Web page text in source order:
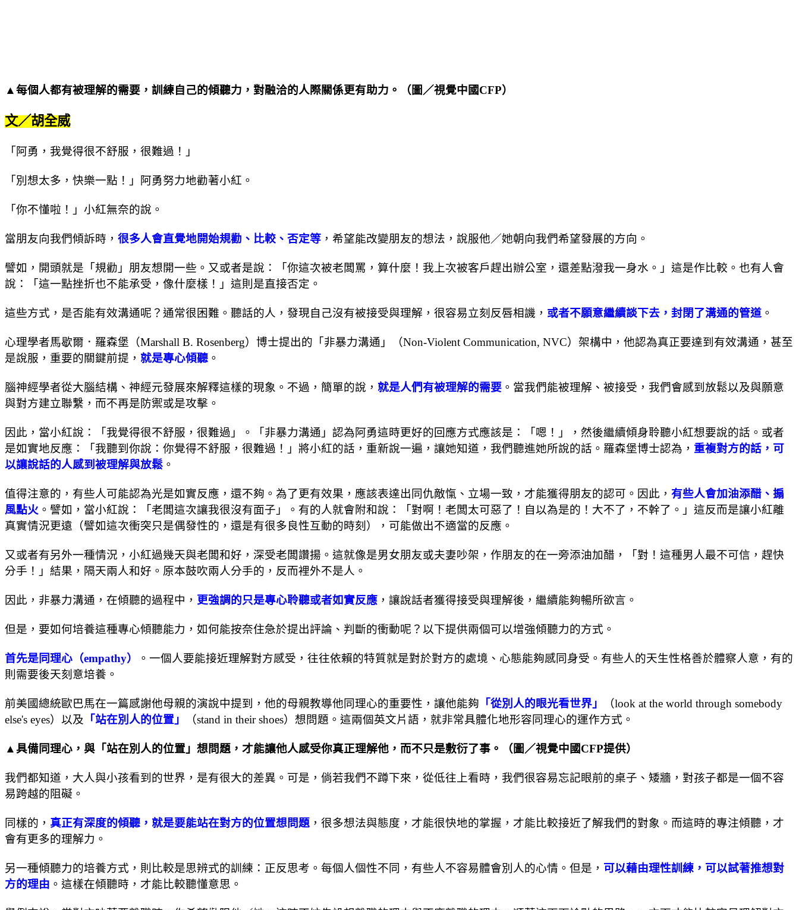
▲每個人都有被理解的需要，訓練自己的傾聽力，對融洽的人際關係更有助力。（圖／視覺中國CFP）
文／胡全威
「阿勇，我覺得很不舒服，很難過！」
「別想太多，快樂一點！」阿勇努力地勸著小紅。
「你不懂啦！」小紅無奈的說。
當朋友向我們傾訴時， 很多人會直覺地開始規勸、比較、否定等 ，希望能改變朋友的想法，說服他／她朝向我們希望發展的方向。
譬如，開頭就是「規勸」朋友想開一些。又或者是說：「你這次被老闆罵，算什麼！我上次被客戶趕出辦公室，還差點潑我一身水。」這是作比較。也有人會
說：「這一點挫折也不能承受，像什麼樣！」這則是直接否定。
這些方式，是否能有效溝通呢？通常很困難。聽話的人，發現自己沒有被接受與理解，很容易立刻反唇相譏， 或者不願意繼續談下去，封閉了溝通的管道 。
心理學者馬歇爾．羅森堡（Marshall B. Rosenberg）博士提出的「非暴力溝通」（Non-Violent Communication, NVC）架構中，他認為真正要達到有效溝通，甚至
是說服，重要的關鍵前提， 就是專心傾聽 。
腦神經學者從大腦結構、神經元發展來解釋這樣的現象。不過，簡單的說， 就是人們有被理解的需要 。當我們能被理解、被接受，我們會感到放鬆以及與願意
與對方建立聯繫，而不再是防禦或是攻擊。
因此，當小紅說：「我覺得很不舒服，很難過」。「非暴力溝通」認為阿勇這時更好的回應方式應該是：「嗯！」，然後繼續傾身聆聽小紅想要說的話。或者
是如實地反應：「我聽到你說：你覺得不舒服，很難過！」將小紅的話，重新說一遍，讓她知道，我們聽進她所說的話。羅森堡博士認為， 重複對方的話，可
以讓說話的人感到被理解與放鬆 。
值得注意的，有些人可能認為光是如實反應，還不夠。為了更有效果，應該表達出同仇敵愾、立場一致，才能獲得朋友的認可。因此， 有些人會加油添醋、搧
風點火 。譬如，當小紅說：「老闆這次讓我很沒有面子」。有的人就會附和說：「對啊！老闆太可惡了！自以為是的！大不了，不幹了。」這反而是讓小紅離
真實情況更遠（譬如這次衝突只是偶發性的，還是有很多良性互動的時刻），可能做出不適當的反應。
又或者有另外一種情況，小紅過幾天與老闆和好，深受老闆讚揚。這就像是男女朋友或夫妻吵架，作朋友的在一旁添油加醋，「對！這種男人最不可信，趕快
分手！」結果，隔天兩人和好。原本鼓吹兩人分手的，反而裡外不是人。
因此，非暴力溝通，在傾聽的過程中， 更強調的只是專心聆聽或者如實反應 ，讓說話者獲得接受與理解後，繼續能夠暢所欲言。
但是，要如何培養這種專心傾聽能力，如何能按奈住急於提出評論、判斷的衝動呢？以下提供兩個可以增強傾聽力的方式。
首先是同理心（empathy）
。一個人要能接近理解對方感受，往往依賴的特質就是對於對方的處境、心態能夠感同身受。有些人的天生性格善於體察人意，有的
則需要後天刻意培養。
前美國總統歐巴馬在一篇感謝他母親的演說中提到，他的母親教導他同理心的重要性，讓他能夠 「從別人的眼光看世界」
（look at the world through somebody
else's eyes）以及 「站在別人的位置」 （stand in their shoes）想問題。這兩個英文片語，就非常具體化地形容同理心的運作方式。
▲具備同理心，與「站在別人的位置」想問題，才能讓他人感受你真正理解他，而不只是敷衍了事。（圖／視覺中國CFP提供）
我們都知道，大人與小孩看到的世界，是有很大的差異。可是，倘若我們不蹲下來，從低往上看時，我們很容易忘記眼前的桌子、矮牆，對孩子都是一個不容
易跨越的阻礙。
同樣的， 真正有深度的傾聽，就是要能站在對方的位置想問題 ，很多想法與態度，才能很快地的掌握，才能比較接近了解我們的對象。而這時的專注傾聽，才
會有更多的理解力。
另一種傾聽力的培養方式，則比較是思辨式的訓練：正反思考。每個人個性不同，有些人不容易體會別人的心情。但是， 可以藉由理性訓練，可以試著推想對
方的理由 。這樣在傾聽時，才能比較聽懂意思。